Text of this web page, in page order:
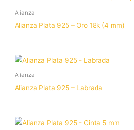
Alianza
Alianza Plata 925 – Oro 18k (4 mm)
Alianza
Alianza Plata 925 – Labrada